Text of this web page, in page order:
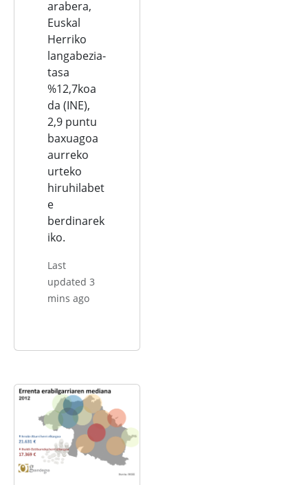
arabera,
Euskal
Herriko
langabezia-
tasa
%12,7koa
da (INE),
2,9 puntu
baxuagoa
aurreko
urteko
hiruhilabet
e
berdinarek
iko.
Last
updated 3
mins ago